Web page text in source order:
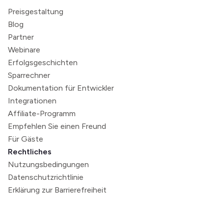
Preisgestaltung
Blog
Partner
Webinare
Erfolgsgeschichten
Sparrechner
Dokumentation für Entwickler
Integrationen
Affiliate-Programm
Empfehlen Sie einen Freund
Für Gäste
Rechtliches
Nutzungsbedingungen
Datenschutzrichtlinie
Erklärung zur Barrierefreiheit